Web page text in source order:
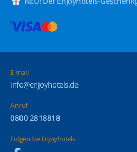
E-mail
info@enjoyhotels.de
Anruf
0800 2818818
Folgen Sie Enjoyhotels